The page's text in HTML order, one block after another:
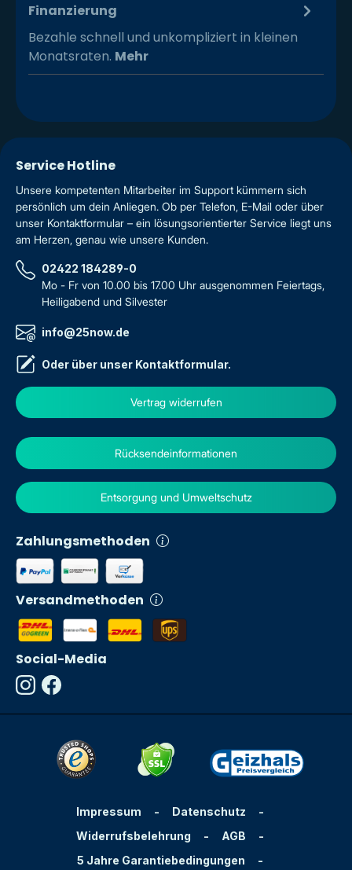
Finanzierung
Bezahle schnell und unkompliziert in kleinen
Monatsraten. Mehr
Service Hotline
Unsere kompetenten Mitarbeiter im Support kümmern sich
persönlich um dein Anliegen. Ob per Telefon, E-Mail oder über
unser Kontaktformular – ein lösungsorientierter Service liegt uns
am Herzen, genau wie unsere Kunden.
02422 184289-0
Mo - Fr von 10.00 bis 17.00 Uhr ausgenommen Feiertags,
Heiligabend und Silvester
info@25now.de
Oder über unser Kontaktformular.
Vertrag widerrufen
Zahlungsmethoden
Versandmethoden
Rücksendeinformationen
Entsorgung und Umweltschutz
Social-Media
Impressum - Datenschutz
-
Widerrufsbelehrung
- AGB
-
5 Jahre Garantiebedingungen
-